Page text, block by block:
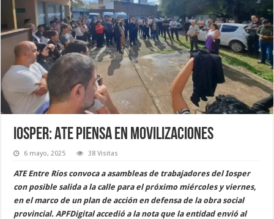
Iosper: ATE piensa en movilizaciones
6 mayo, 2025 38 Visitas
ATE Entre Ríos convoca a asambleas de trabajadores del Iosper
con posible salida a la calle para el próximo miércoles y viernes,
en el marco de un plan de acción en defensa de la obra social
provincial. APFDigital accedió a la nota que la entidad envió al